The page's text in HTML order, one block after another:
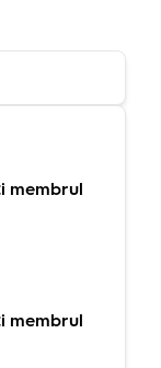
membrul
membrul